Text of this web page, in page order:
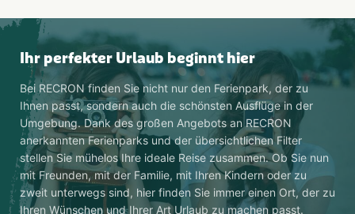
Ihr perfekter Urlaub beginnt hier
Bei RECRON finden Sie nicht nur den Ferienpark, der zu
Ihnen passt, sondern auch die schönsten Ausflüge in der
Umgebung. Dank des großen Angebots an RECRON
anerkannten Ferienparks und der übersichtlichen Filter
stellen Sie mühelos Ihre ideale Reise zusammen. Ob Sie nun
mit Freunden, mit der Familie, mit Ihren Kindern oder zu
zweit unterwegs sind, hier finden Sie immer einen Ort, der zu
Ihren Wünschen und Ihrer Art Urlaub zu machen passt.